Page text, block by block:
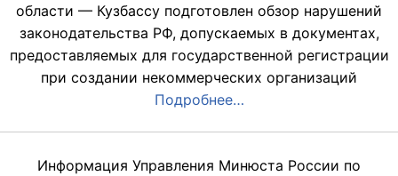
области — Кузбассу подготовлен обзор нарушений
законодательства РФ, допускаемых в документах,
предоставляемых для государственной регистрации
при создании некоммерческих организаций
Подробнее…
Информация Управления Минюста России по